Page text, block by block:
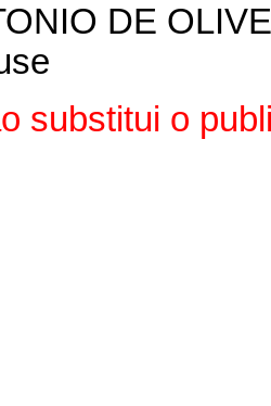
DE
substitui o